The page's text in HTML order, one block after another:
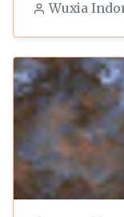
Wuxia